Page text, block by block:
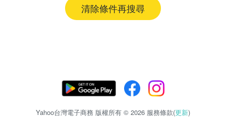
清除條件再搜尋
Yahoo台灣電子商務 版權所有 © 2026 服務條款(更新)